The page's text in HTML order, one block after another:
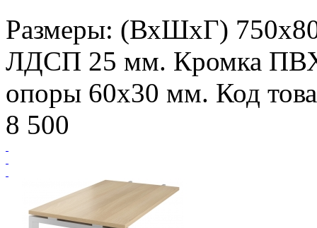
Размеры: (ВхШхГ)
ЛДСП 25 мм. Кромка
опоры 60х30 мм. Код
8 500